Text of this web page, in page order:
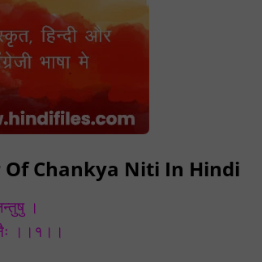
Of Chankya Niti In Hindi
।
।।१।।